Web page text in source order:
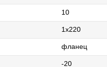
10
1х220
фланец
-20